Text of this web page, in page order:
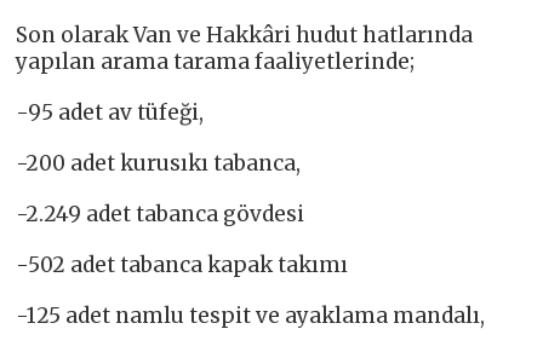
Son olarak Van ve Hakkâri hudut hatlarında
yapılan arama tarama faaliyetlerinde;
-95 adet av tüfeği,
-200 adet kurusıkı tabanca,
-2.249 adet tabanca gövdesi
-502 adet tabanca kapak takımı
-125 adet namlu tespit ve ayaklama mandalı,